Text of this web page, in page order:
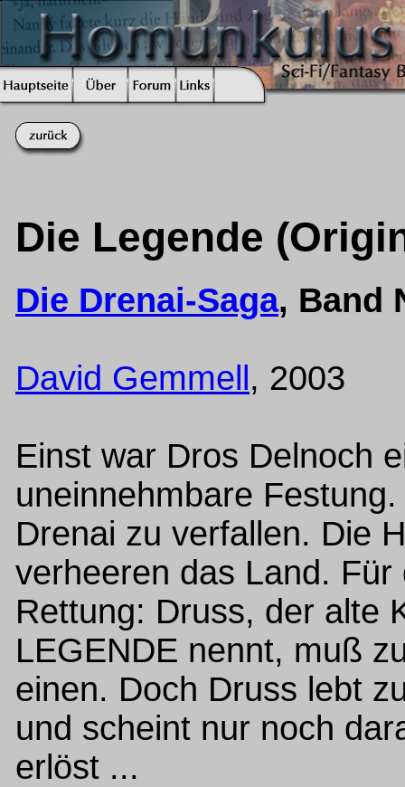
Die Legende
Die Drenai-Saga, Band
David Gemmell , 2003
Einst war Dros Delnoch
uneinnehmbare
Drenai zu verfallen. Die
verheeren das Land.
Rettung: Druss, der alte
LEGENDE nennt, muß
einen. Doch Druss lebt
und scheint nur noch
erlöst ...